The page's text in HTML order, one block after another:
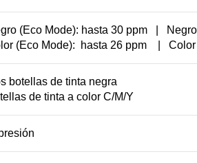
(Eco Mode): hasta 30 ppm |
(Eco Mode): hasta 26 ppm | Color
botellas de tinta negra
de tinta a color C/M/Y